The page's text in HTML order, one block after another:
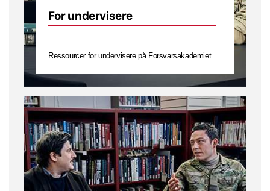
For undervisere
Ressourcer for undervisere på Forsvarsakademiet.